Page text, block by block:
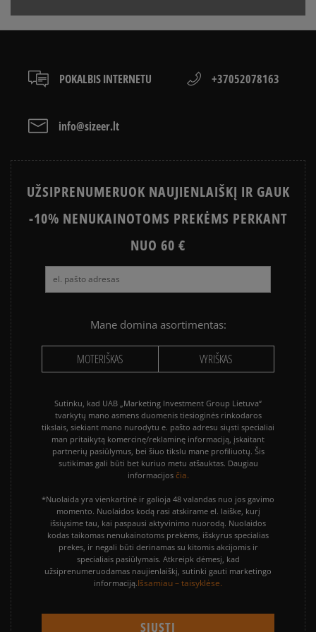
VANS OLD SKOOL VS SUPERSTAR
LACOSTE ISTORIJA SNEAKER‘IŲ ISTORIJA
POKALBIS INTERNETU +37052078163
info@sizeer.lt
UŽSIPRENUMERUOK NAUJIENLAIŠKĮ IR GAUK
-10% NENUKAINOTOMS PREKĖMS PERKANT
NUO 60 €
Mane domina asortimentas:
MOTERIŠKAS VYRIŠKAS
Sutinku, kad UAB „Marketing Investment Group Lietuva“
tvarkytų mano asmens duomenis tiesioginės rinkodaros
tikslais, siekiant mano nurodytu e. pašto adresu siųsti specialiai
man pritaikytą komercinę/reklaminę informaciją, įskaitant
partnerių pasiūlymus, bei šiuo tikslu mane profiliuotų. Šis
sutikimas gali būti bet kuriuo metu atšauktas. Daugiau
informacijos čia.
*Nuolaida yra vienkartinė ir galioja 48 valandas nuo jos gavimo
momento. Nuolaidos kodą rasi atskirame el. laiške, kurį
išsiųsime tau, kai paspausi aktyvinimo nuorodą. Nuolaidos
kodas taikomas nenukainotoms prekėms, išskyrus specialias
prekes, ir negali būti derinamas su kitomis akcijomis ir
specialiais pasiūlymais. Atkreipk dėmesį, kad
užsiprenumeruodamas naujienlaiškį, sutinki gauti marketingo
informaciją.Išsamiau – taisyklėse.